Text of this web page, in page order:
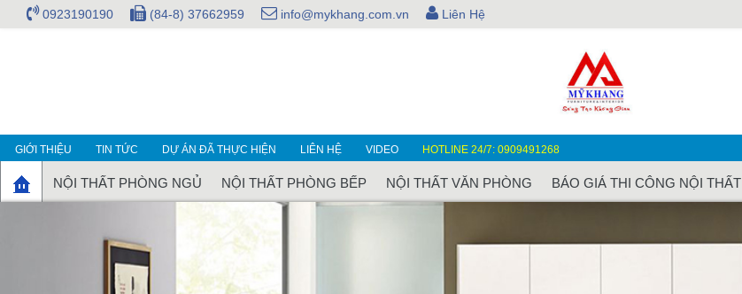
0923190190 (84-8) 37662959 info@mykhang.com.vn Liên Hệ
GIỚI THIỆU TIN TỨC DỰ ÁN ĐÃ THỰC HIỆN LIÊN HỆ VIDEO HOTLINE 24/7: 0909491268
NỘI THẤT PHÒNG NGỦ NỘI THẤT PHÒNG BẾP NỘI THẤT VĂN PHÒNG BÁO GIÁ THI CÔNG NỘI THẤT